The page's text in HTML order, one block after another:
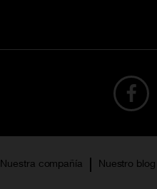
Nuestra compañía Nuestro blog